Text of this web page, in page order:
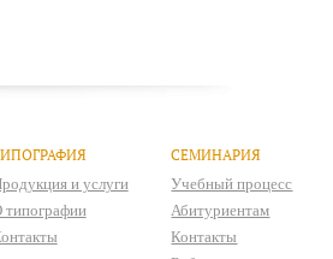
и услуги
типографии
СЕМИНАРИЯ
Учебный процесс
Абитуриентам
Контакты